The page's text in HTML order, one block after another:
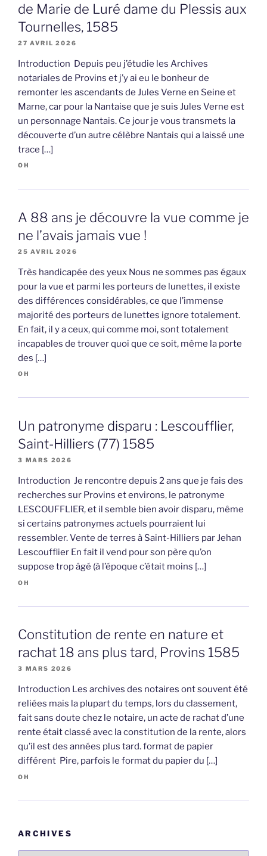
de Marie de Luré dame du Plessis aux
Tournelles, 1585
27 AVRIL 2026
Introduction Depuis peu j’étudie les Archives
notariales de Provins et j’y ai eu le bonheur de
remonter les ascendants de Jules Verne en Seine et
Marne, car pour la Nantaise que je suis Jules Verne est
un personnage Nantais. Ce jour je vous transmets la
découverte d’un autre célèbre Nantais qui a laissé une
trace […]
OH
A 88 ans je découvre la vue comme je
ne l’avais jamais vue !
25 AVRIL 2026
Très handicapée des yeux Nous ne sommes pas égaux
pour la vue et parmi les porteurs de lunettes, il existe
des différences considérables, ce que l’immense
majorité des porteurs de lunettes ignore totalement.
En fait, il y a ceux, qui comme moi, sont totalement
incapables de trouver quoi que ce soit, même la porte
des […]
OH
Un patronyme disparu : Lescoufflier,
Saint-Hilliers (77) 1585
3 MARS 2026
Introduction Je rencontre depuis 2 ans que je fais des
recherches sur Provins et environs, le patronyme
LESCOUFFLIER, et il semble bien avoir disparu, même
si certains patronymes actuels pourraient lui
ressembler. Vente de terres à Saint-Hilliers par Jehan
Lescoufflier En fait il vend pour son père qu’on
suppose trop âgé (à l’époque c’était moins […]
OH
Constitution de rente en nature et
rachat 18 ans plus tard, Provins 1585
3 MARS 2026
Introduction Les archives des notaires ont souvent été
reliées mais la plupart du temps, lors du classement,
fait sans doute chez le notaire, un acte de rachat d’une
rente était classé avec la constitution de la rente, alors
qu’il est des années plus tard. format de papier
différent Pire, parfois le format du papier du […]
OH
ARCHIVES